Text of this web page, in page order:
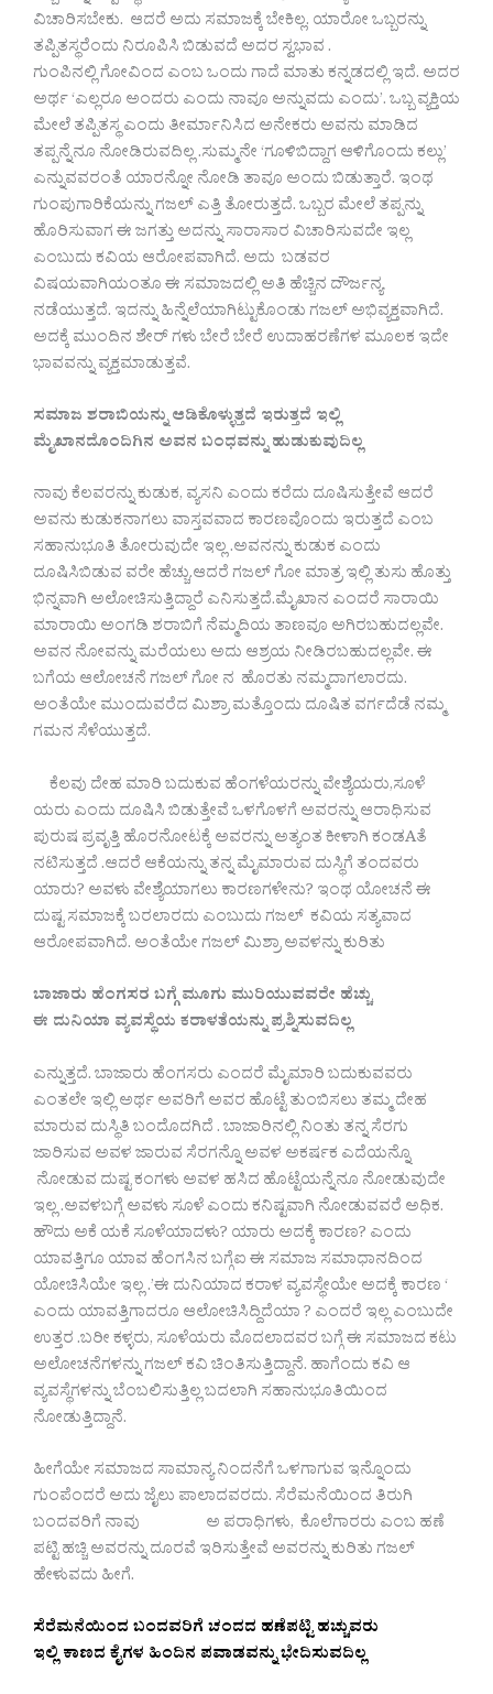
ವಿಚಾರಿಸಬೇಕು. ಆದರೆ ಅದು ಸಮಾಜಕ್ಕೆ ಬೇಕಿಲ್ಲ. ಯಾರೋ ಒಬ್ಬರನ್ನು
ತಪ್ಪಿತಸ್ಥರೆಂದು ನಿರೂಪಿಸಿ ಬಿಡುವದೆ ಅದರ ಸ್ವಭಾವ .
ಗುಂಪಿನಲ್ಲಿ ಗೋವಿಂದ ಎಂಬ ಒಂದು ಗಾದೆ ಮಾತು ಕನ್ನಡದಲ್ಲಿ ಇದೆ. ಅದರ
ಅರ್ಥ ‘ಎಲ್ಲರೂ ಅಂದರು ಎಂದು ನಾವೂ ಅನ್ನುವದು ಎಂದು’. ಒಬ್ಬ ವ್ಯಕ್ತಿಯ
ಮೇಲೆ ತಪ್ಪಿತಸ್ಥ ಎಂದು ತೀರ್ಮಾನಿಸಿದ ಅನೇಕರು ಅವನು ಮಾಡಿದ
ತಪ್ಪನ್ನೆನೂ ನೋಡಿರುವದಿಲ್ಲ .ಸುಮ್ಮನೇ ‘ಗೂಳಿಬಿದ್ದಾಗ ಆಳಿಗೊಂದು ಕಲ್ಲು’
ಎನ್ನುವವರಂತೆ ಯಾರನ್ನೋ ನೋಡಿ ತಾವೂ ಅಂದು ಬಿಡುತ್ತಾರೆ. ಇಂಥ
ಗುಂಪುಗಾರಿಕೆಯನ್ನು ಗಜಲ್ ಎತ್ತಿ ತೋರುತ್ತದೆ. ಒಬ್ಬರ ಮೇಲೆ ತಪ್ಪನ್ನು
ಹೊರಿಸುವಾಗ ಈ ಜಗತ್ತು ಅದನ್ನು ಸಾರಾಸಾರ ವಿಚಾರಿಸುವದೇ ಇಲ್ಲ
ಎಂಬುದು ಕವಿಯ ಆರೋಪವಾಗಿದೆ. ಅದು ಬಡವರ
ವಿಷಯವಾಗಿಯಂತೂ ಈ ಸಮಾಜದಲ್ಲಿ ಅತಿ ಹೆಚ್ಚಿನ ದೌರ್ಜನ್ಯ
ನಡೆಯುತ್ತದೆ. ಇದನ್ನು ಹಿನ್ನೆಲೆಯಾಗಿಟ್ಟುಕೊಂಡು ಗಜಲ್ ಅಭಿವ್ಯಕ್ತವಾಗಿದೆ.
ಅದಕ್ಕೆ ಮುಂದಿನ ಶೇರ್ ಗಳು ಬೇರೆ ಬೇರೆ ಉದಾಹರಣೆಗಳ ಮೂಲಕ ಇದೇ
ಭಾವವನ್ನು ವ್ಯಕ್ತಮಾಡುತ್ತವೆ.
ಸಮಾಜ ಶರಾಬಿಯನ್ನು ಆಡಿಕೊಳ್ಳುತ್ತದೆ ಇರುತ್ತದೆ ಇಲ್ಲಿ
ಮೈಖಾನದೊಂದಿಗಿನ ಅವನ ಬಂಧವನ್ನು ಹುಡುಕುವುದಿಲ್ಲ
ನಾವು ಕೆಲವರನ್ನು ಕುಡುಕ, ವ್ಯಸನಿ ಎಂದು ಕರೆದು ದೂಷಿಸುತ್ತೇವೆ ಆದರೆ
ಅವನು ಕುಡುಕನಾಗಲು ವಾಸ್ತವವಾದ ಕಾರಣವೊಂದು ಇರುತ್ತದೆ ಎಂಬ
ಸಹಾನುಭೂತಿ ತೋರುವುದೇ ಇಲ್ಲ .ಅವನನ್ನು ಕುಡುಕ ಎಂದು
ದೂಷಿಸಿಬಿಡುವ ವರೇ ಹೆಚ್ಚು.ಆದರೆ ಗಜಲ್ ಗೋ ಮಾತ್ರ ಇಲ್ಲಿ ತುಸು ಹೊತ್ತು
ಭಿನ್ನವಾಗಿ ಅಲೋಚಿಸುತ್ತಿದ್ದಾರೆ ಎನಿಸುತ್ತದೆ.ಮೈಖಾನ ಎಂದರೆ ಸಾರಾಯಿ
ಮಾರಾಯಿ ಅಂಗಡಿ ಶರಾಬಿಗೆ ನೆಮ್ಮದಿಯ ತಾಣವೂ ಅಗಿರಬಹುದಲ್ಲವೇ.
ಅವನ ನೋವನ್ನು ಮರೆಯಲು ಅದು ಆಶ್ರಯ ನೀಡಿರಬಹುದಲ್ಲವೇ. ಈ
ಬಗೆಯ ಆಲೋಚನೆ ಗಜಲ್ ಗೋ ನ ಹೊರತು ನಮ್ಮದಾಗಲಾರದು.
ಅಂತೆಯೇ ಮುಂದುವರೆದ ಮಿಶ್ರಾ ಮತ್ತೊಂದು ದೂಷಿತ ವರ್ಗದೆಡೆ ನಮ್ಮ
ಗಮನ ಸೆಳೆಯುತ್ತದೆ.
ಕೆಲವು ದೇಹ ಮಾರಿ ಬದುಕುವ ಹೆಂಗಳೆಯರನ್ನು ವೇಶ್ಯೆಯರು,ಸೂಳೆ
ಯರು ಎಂದು ದೂಷಿಸಿ ಬಿಡುತ್ತೇವೆ ಒಳಗೊಳಗೆ ಅವರನ್ನು ಆರಾಧಿಸುವ
ಪುರುಷ ಪ್ರವೃತ್ತಿ ಹೊರನೋಟಕ್ಕೆ ಅವರನ್ನು ಅತ್ಯಂತ ಕೀಳಾಗಿ ಕಂಡAತೆ
ನಟಿಸುತ್ತದೆ .ಆದರೆ ಆಕೆಯನ್ನು ತನ್ನ ಮೈಮಾರುವ ದುಸ್ಥಿಗೆ ತಂದವರು
ಯಾರು? ಅವಳು ವೇಶ್ಯೆಯಾಗಲು ಕಾರಣಗಳೇನು? ಇಂಥ ಯೋಚನೆ ಈ
ದುಷ್ಟ ಸಮಾಜಕ್ಕೆ ಬರಲಾರದು ಎಂಬುದು ಗಜಲ್ ಕವಿಯ ಸತ್ಯವಾದ
ಆರೋಪವಾಗಿದೆ. ಅಂತೆಯೇ ಗಜಲ್ ಮಿಶ್ರಾ ಅವಳನ್ನು ಕುರಿತು
ಬಾಜಾರು ಹೆಂಗಸರ ಬಗ್ಗೆ ಮೂಗು ಮುರಿಯುವವರೇ ಹೆಚ್ಚು
ಈ ದುನಿಯಾ ವ್ಯವಸ್ಥೆಯ ಕರಾಳತೆಯನ್ನು ಪ್ರಶ್ನಿಸುವದಿಲ್ಲ
ಎನ್ನುತ್ತದೆ. ಬಾಜಾರು ಹೆಂಗಸರು ಎಂದರೆ ಮೈಮಾರಿ ಬದುಕುವವರು
ಎಂತಲೇ ಇಲ್ಲಿ ಅರ್ಥ ಅವರಿಗೆ ಅವರ ಹೊಟ್ಟೆ ತುಂಬಿಸಲು ತಮ್ಮ ದೇಹ
ಮಾರುವ ದುಸ್ಥಿತಿ ಬಂದೊದಗಿದೆ . ಬಾಜಾರಿನಲ್ಲಿ ನಿಂತು ತನ್ನ ಸೆರಗು
ಜಾರಿಸುವ ಅವಳ ಜಾರುವ ಸೆರಗನ್ನೊ ಅವಳ ಅಕರ್ಷಕ ಎದೆಯನ್ನೊ
ನೋಡುವ ದುಷ್ಟ ಕಂಗಳು ಅವಳ ಹಸಿದ ಹೊಟ್ಟೆಯನ್ನೆನೂ ನೋಡುವುದೇ
ಇಲ್ಲ .ಅವಳಬಗ್ಗೆ ಅವಳು ಸೂಳೆ ಎಂದು ಕನಿಷ್ಟವಾಗಿ ನೋಡುವವರೆ ಅಧಿಕ.
ಹೌದು ಅಕೆ ಯಕೆ ಸೂಳೆಯಾದಳು? ಯಾರು ಅದಕ್ಕೆ ಕಾರಣ? ಎಂದು
ಯಾವತ್ತಿಗೂ ಯಾವ ಹೆಂಗಸಿನ ಬಗ್ಗೆಐ ಈ ಸಮಾಜ ಸಮಾಧಾನದಿಂದ
ಯೋಚಿಸಿಯೇ ಇಲ್ಲ .’ಈ ದುನಿಯಾದ ಕರಾಳ ವ್ಯವಸ್ಥೇಯೇ ಅದಕ್ಕೆ ಕಾರಣ ‘
ಎಂದು ಯಾವತ್ತಿಗಾದರೂ ಆಲೋಚಿಸಿದ್ದಿದೆಯಾ ? ಎಂದರೆ ಇಲ್ಲ ಎಂಬುದೇ
ಉತ್ತರ .ಬರೀ ಕಳ್ಳರು, ಸೂಳೆಯರು ಮೊದಲಾದವರ ಬಗ್ಗೆ ಈ ಸಮಾಜದ ಕಟು
ಅಲೋಚನೆಗಳನ್ನು ಗಜಲ್ ಕವಿ ಚಿಂತಿಸುತ್ತಿದ್ದಾನೆ. ಹಾಗೆಂದು ಕವಿ ಆ
ವ್ಯವಸ್ಥೆಗಳನ್ನು ಬೆಂಬಲಿಸುತ್ತಿಲ್ಲ ಬದಲಾಗಿ ಸಹಾನುಭೂತಿಯಿಂದ
ನೋಡುತ್ತಿದ್ದಾನೆ.
ಹೀಗೆಯೇ ಸಮಾಜದ ಸಾಮಾನ್ಯ ನಿಂದನೆಗೆ ಒಳಗಾಗುವ ಇನ್ನೊಂದು
ಗುಂಪೆಂದರೆ ಅದು ಜೈಲು ಪಾಲಾದವರದು. ಸೆರೆಮನೆಯಿಂದ ತಿರುಗಿ
ಬಂದವರಿಗೆ ನಾವು ಅ ಪರಾಧಿಗಳು, ಕೊಲೆಗಾರರು ಎಂಬ ಹಣೆ
ಪಟ್ಟಿ ಹಚ್ಚಿ ಅವರನ್ನು ದೂರವೆ ಇರಿಸುತ್ತೇವೆ ಅವರನ್ನು ಕುರಿತು ಗಜಲ್
ಹೇಳುವದು ಹೀಗೆ.
ಸೆರೆಮನೆಯಿಂದ ಬಂದವರಿಗೆ ಚಂದದ ಹಣೆಪಟ್ಟಿ ಹಚ್ಚುವರು
ಇಲ್ಲಿ ಕಾಣದ ಕೈಗಳ ಹಿಂದಿನ ಪವಾಡವನ್ನು ಭೇದಿಸುವದಿಲ್ಲ